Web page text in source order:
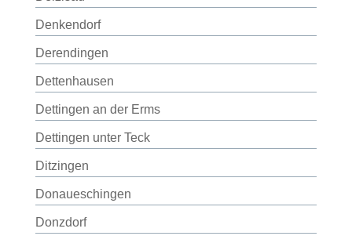
Denkendorf
Derendingen
Dettenhausen
Dettingen an der Erms
Dettingen unter Teck
Ditzingen
Donaueschingen
Donzdorf